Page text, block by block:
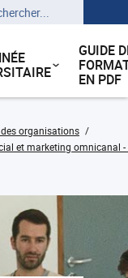
GUIDE
EN PDF
organisations
et marketing omnicanal